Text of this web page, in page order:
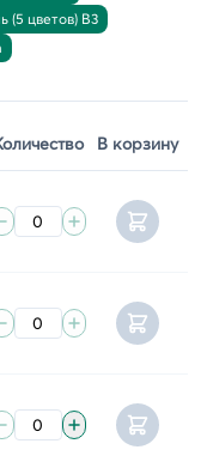
(5 цветов) B3
В корзину